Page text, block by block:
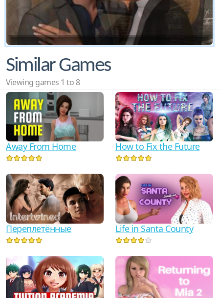
Similar Games
Viewing games 1 to 8
Away From Home How to Fix the Future
Переплетённые Life in Santa County